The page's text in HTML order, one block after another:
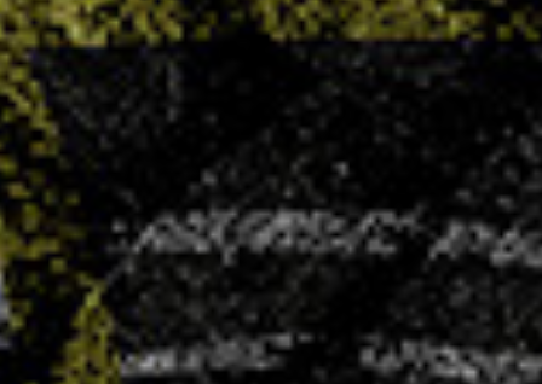
NOS
ACTUALITÉS